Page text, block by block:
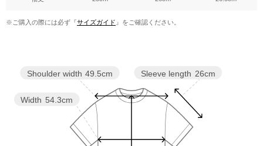
※ご購入の際には必ず『サイズガイド 』をご確認ください。
Sleeve length 26cm
Width 54.3cm
Shoulder width 49.5cm